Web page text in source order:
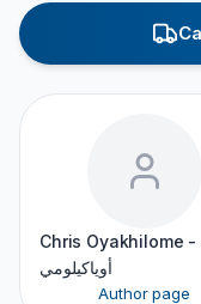
Chris Oyakhilome - كريس
أوياكيلومي
Author page